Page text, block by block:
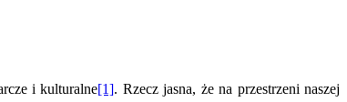
i kulturalne[1]. Rzecz jasna, że na przestrzeni naszej